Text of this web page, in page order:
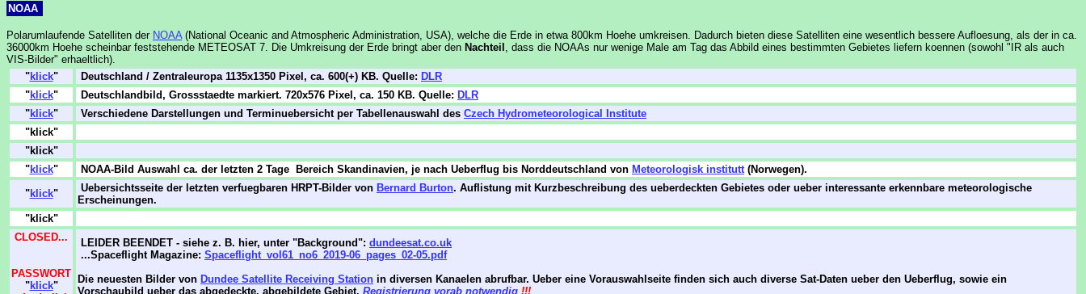
NOAA
Polarumlaufende Satelliten der NOAA(National Oceanic and Atmospheric Administration, USA), welche die Erde in etwa 800km Hoehe umkreisen. Dadurch bieten diese Satelliten eine wesentlich bessere Aufloesung, als der in ca.
36000km Hoehe scheinbar feststehende METEOSAT 7. Die Umkreisung der Erde bringt aber den Nachteil , dass die NOAAs nur wenige Male am Tag das Abbild eines bestimmten Gebietes liefern koennen (sowohl "IR als auch
VIS-Bilder" erhaeltlich).
"klick" Deutschland / Zentraleuropa 1135x1350 Pixel, ca. 600(+) KB. Quelle: DLR
"klick" Deutschlandbild, Grossstaedte markiert. 720x576 Pixel, ca. 150 KB. Quelle: DLR
"klick" Verschiedene Darstellungen und Terminuebersicht per Tabellenauswahl des Czech Hydrometeorological Institute
"klick"
"klick"
"klick" NOAA-Bild Auswahl ca. der letzten 2 Tage Bereich Skandinavien, je nach Ueberflug bis Norddeutschland von Meteorologisk institutt(Norwegen).
"klick" Uebersichtsseite der letzten verfuegbaren HRPT-Bilder von Bernard Burton. Auflistung mit Kurzbeschreibung des ueberdeckten Gebietes oder ueber interessante erkennbare meteorologische
Erscheinungen.
"klick"
CLOSED...
PASSWORT
"klick"
LEIDER BEENDET - siehe z. B. hier, unter "Background": dundeesat.co.uk
...Spaceflight Magazine: Spaceflight_vol61_no6_2019-06_pages_02-05.pdf
Die neuesten Bilder von Dundee Satellite Receiving Station in diversen Kanaelen abrufbar. Ueber eine Vorauswahlseite finden sich auch diverse Sat-Daten ueber den Ueberflug, sowie ein
Vorschaubild ueber das abgedeckte, abgebildete Gebiet. Registrierung vorab notwendig !!!